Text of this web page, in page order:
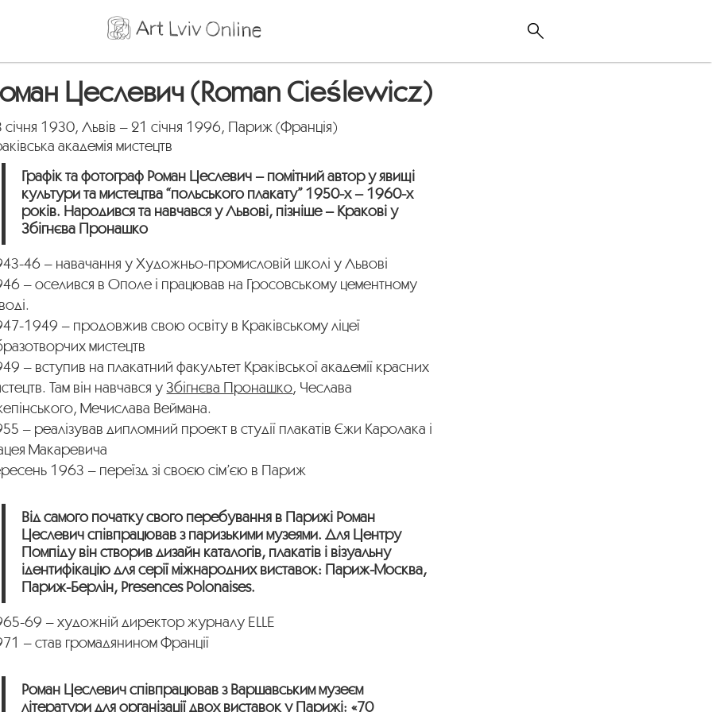
Цеслевич (Roman Cieślewicz)
січня 1930, Львів – 21 січня 1996, Париж (Франція)
академія мистецтв
Графік та фотограф Роман Цеслевич – помітний автор у явищі
культури та мистецтва “польського плакату” 1950-х – 1960-х
років. Народився та навчався у Львові, пізніше – Кракові у
Збігнєва Пронашко
46 – навачання у Художньо-промисловій школі у Львові
– оселився в Ополе і працював на Гросовському цементному
1949 – продовжив свою освіту в Краківському ліцеї
мистецтв
– вступив на плакатний факультет Краківської академії красних
Там він навчався у Збігнєва Пронашко, Чеслава
Мечислава Веймана.
– реалізував дипломний проект в студії плакатів Єжи Каролака і
Макаревича
1963 – переїзд зі своєю сім’єю в Париж
Від самого початку свого перебування в Парижі Роман
Цеслевич співпрацював з паризькими музеями. Для Центру
Помпіду він створив дизайн каталогів, плакатів і візуальну
ідентифікацію для серії міжнародних виставок: Париж-Москва,
Париж-Берлін, Presences Polonaises.
69 – художній директор журналу ELLE
– став громадянином Франції
Роман Цеслевич співпрацював з Варшавським музеєм
літератури для організації двох виставок у Парижі: «70